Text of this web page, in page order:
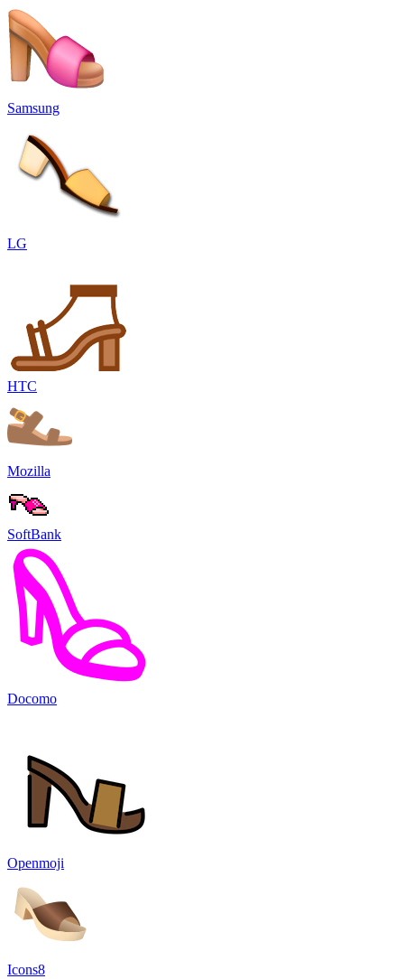
Samsung
LG
HTC
Mozilla
SoftBank
Docomo
Openmoji
Icons8